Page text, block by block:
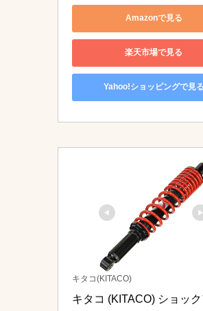
Amazonで見る
楽天市場で見る
Yahoo!ショッピングで見る
キタコ(KITACO)
キタコ (KITACO) ショッ